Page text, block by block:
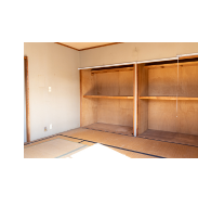
いえまちコラム
取引実績
お客様の声